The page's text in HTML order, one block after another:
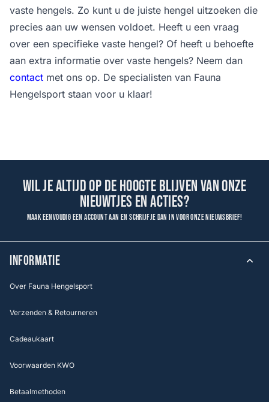
vaste hengels. Zo kunt u de juiste hengel uitzoeken die
precies aan uw wensen voldoet. Heeft u een vraag
over een specifieke vaste hengel? Of heeft u behoefte
aan extra informatie over vaste hengels? Neem dan
contact met ons op. De specialisten van Fauna
Hengelsport staan voor u klaar!
Wil je altijd op de hoogte blijven van onze
nieuwtjes en acties?
Maak eenvoudig een account aan en schrijf je dan in voor onze nieuwsbrief!
INFORMATIE
Over Fauna Hengelsport
Verzenden & Retourneren
Cadeaukaart
Voorwaarden KWO
Betaalmethoden